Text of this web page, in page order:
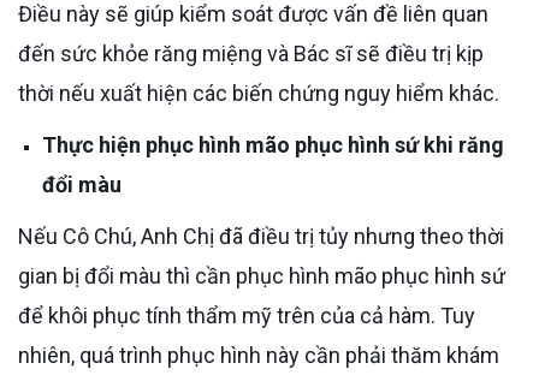
Điều này sẽ giúp kiểm soát được vấn đề liên quan
đến sức khỏe răng miệng và Bác sĩ sẽ điều trị kịp
thời nếu xuất hiện các biến chứng nguy hiểm khác.
Thực hiện phục hình mão phục hình sứ khi răng
đổi màu
Nếu Cô Chú, Anh Chị đã điều trị tủy nhưng theo thời
gian bị đổi màu thì cần phục hình mão phục hình sứ
để khôi phục tính thẩm mỹ trên của cả hàm. Tuy
nhiên, quá trình phục hình này cần phải thăm khám